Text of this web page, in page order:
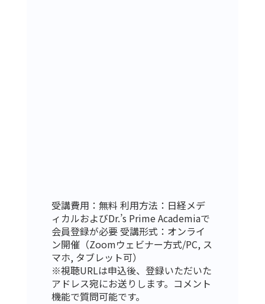
受講費用：無料 利用方法：日経メデ
ィカルおよびDr.’s Prime Academiaで
会員登録が必要 受講形式：オンライ
ン開催（Zoomウェビナー方式/PC, ス
マホ, タブレット可）
※視聴URLは申込後、登録いただいた
アドレス宛にお送りします。コメント
機能で質問可能です。